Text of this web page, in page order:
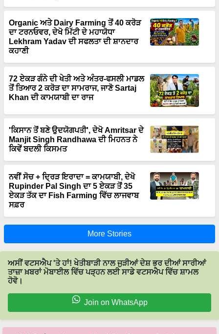
Organic ਅਤੇ Dairy Farming ਤੋਂ 40 ਕਰੋੜ
ਦਾ ਟਰਨਓਵਰ, ਦੇਖੋ ਮਿੱਟੀ ਦੇ ਮਹਾਯੋਧਾ
Lekhram Yadav ਦੀ ਸਫਲਤਾ ਦੀ ਸ਼ਾਨਦਾਰ
ਕਹਾਣੀ
72 ਏਕੜ ਗੰਨੇ ਦੀ ਖੇਤੀ ਅਤੇ ਅੰਤਰ-ਫਸਲੀ ਮਾਡਲ
ਤੋਂ ਤਿਆਰ 2 ਕਰੋੜ ਦਾ ਸਾਮਰਾਜ, ਜਾਣੋ Sartaj
Khan ਦੀ ਕਾਮਯਾਬੀ ਦਾ ਰਾਜ
'ਕਿਸਾਨ ਤੋਂ ਬਣੇ ਉਦਯੋਗਪਤੀ', ਦੇਖੋ Amritsar ਦੇ
Manjit Singh Randhawa ਦੀ ਮਿਹਨਤ ਨੇ
ਕਿਵੇਂ ਬਦਲੀ ਕਿਸਮਤ
ਨਵੀਂ ਸੋਚ + ਦ੍ਰਿੜ ਇਰਾਦਾ = ਕਾਮਯਾਬੀ, ਦੇਖੋ
Rupinder Pal Singh ਦਾ 5 ਏਕੜ ਤੋਂ 35
ਏਕੜ ਤੱਕ ਦਾ Fish Farming ਵਿੱਚ ਲਾਜਵਾਬ
ਸਫ਼ਰ
More Stories
ਅਸੀਂ ਵਟਸਐਪ 'ਤੇ ਹਾਂ! ਖੇਤੀਬਾੜੀ ਨਾਲ ਜੁੜੀਆਂ ਦੇਸ਼ ਭਰ ਦੀਆਂ ਸਾਰੀਆਂ
ਤਾਜ਼ਾ ਖ਼ਬਰਾਂ ਮੋਬਾਈਲ ਵਿੱਚ ਪੜ੍ਹਨ ਲਈ ਸਾਡੇ ਵਟਸਐਪ ਵਿੱਚ ਸ਼ਾਮਲ
ਹੋਵੋ।
Join on WhatsApp